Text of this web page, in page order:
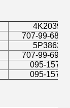
4K2039
707-99-
5P3863
707-99-
095-1576
095-1579